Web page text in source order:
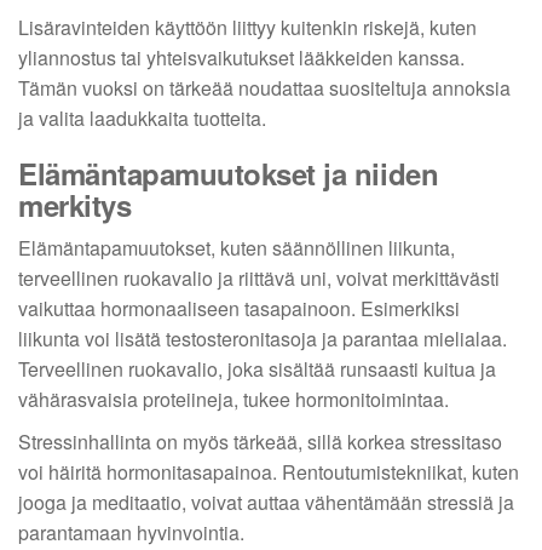
Lisäravinteiden käyttöön liittyy kuitenkin riskejä, kuten
yliannostus tai yhteisvaikutukset lääkkeiden kanssa.
Tämän vuoksi on tärkeää noudattaa suositeltuja annoksia
ja valita laadukkaita tuotteita.
Elämäntapamuutokset ja niiden
merkitys
Elämäntapamuutokset, kuten säännöllinen liikunta,
terveellinen ruokavalio ja riittävä uni, voivat merkittävästi
vaikuttaa hormonaaliseen tasapainoon. Esimerkiksi
liikunta voi lisätä testosteronitasoja ja parantaa mielialaa.
Terveellinen ruokavalio, joka sisältää runsaasti kuitua ja
vähärasvaisia proteiineja, tukee hormonitoimintaa.
Stressinhallinta on myös tärkeää, sillä korkea stressitaso
voi häiritä hormonitasapainoa. Rentoutumistekniikat, kuten
jooga ja meditaatio, voivat auttaa vähentämään stressiä ja
parantamaan hyvinvointia.